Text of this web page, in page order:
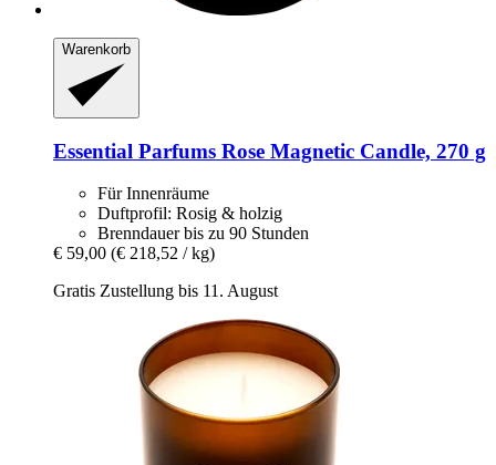
Warenkorb
Essential Parfums Rose Magnetic Candle, 270 g
Für Innenräume
Duftprofil: Rosig & holzig
Brenndauer bis zu 90 Stunden
€ 59,00 (€ 218,52 / kg)
Gratis Zustellung bis 11. August